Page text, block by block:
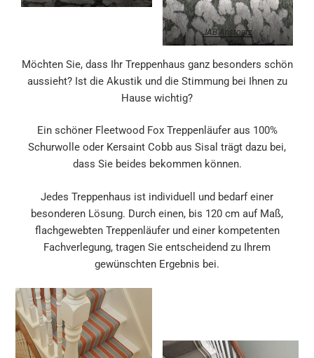
JAB Anstoetz
Möchten Sie, dass Ihr Treppenhaus ganz besonders schön
aussieht? Ist die Akustik und die Stimmung bei Ihnen zu
Hause wichtig?
Ein schöner Fleetwood Fox Treppenläufer aus 100%
Schurwolle oder Kersaint Cobb aus Sisal trägt dazu bei,
dass Sie beides bekommen können.
Jedes Treppenhaus ist individuell und bedarf einer
besonderen Lösung. Durch einen, bis 120 cm auf Maß,
flachgewebten Treppenläufer und einer kompetenten
Fachverlegung, tragen Sie entscheidend zu Ihrem
gewünschten Ergebnis bei.